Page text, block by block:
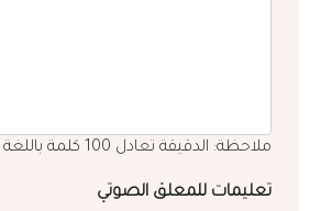
ملاحظة: الدقيقة تعادل 100 كلمة باللغة العربية
تعليمات للمعلق الصوتي